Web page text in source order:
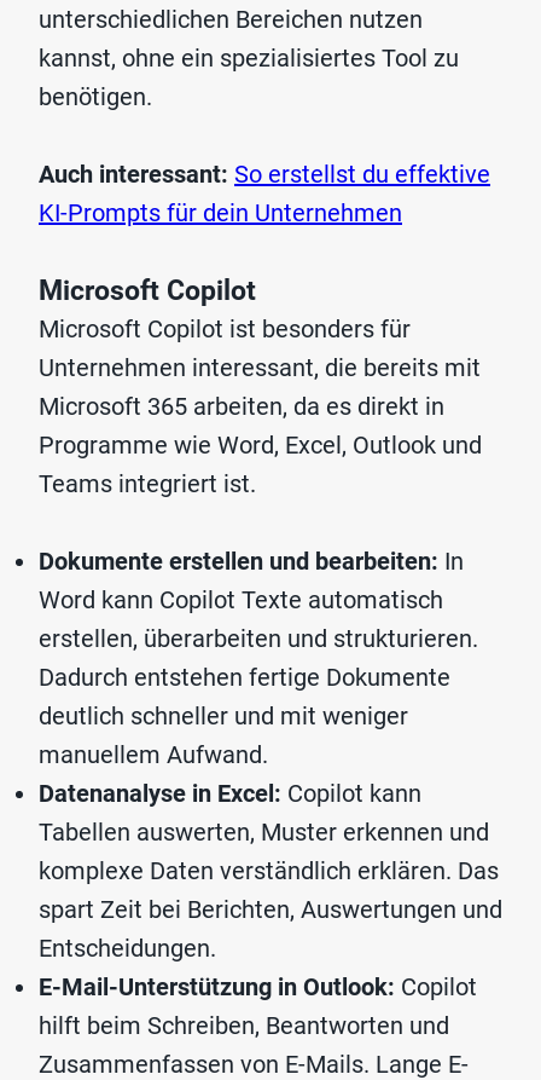
unterschiedlichen Bereichen nutzen
kannst, ohne ein spezialisiertes Tool zu
benötigen.
Auch interessant: So erstellst du effektive
KI-Prompts für dein Unternehmen
Microsoft Copilot
Microsoft Copilot ist besonders für
Unternehmen interessant, die bereits mit
Microsoft 365 arbeiten, da es direkt in
Programme wie Word, Excel, Outlook und
Teams integriert ist.
Dokumente erstellen und bearbeiten: In
Word kann Copilot Texte automatisch
erstellen, überarbeiten und strukturieren.
Dadurch entstehen fertige Dokumente
deutlich schneller und mit weniger
manuellem Aufwand.
Datenanalyse in Excel: Copilot kann
Tabellen auswerten, Muster erkennen und
komplexe Daten verständlich erklären. Das
spart Zeit bei Berichten, Auswertungen und
Entscheidungen.
E-Mail-Unterstützung in Outlook: Copilot
hilft beim Schreiben, Beantworten und
Zusammenfassen von E-Mails. Lange E-